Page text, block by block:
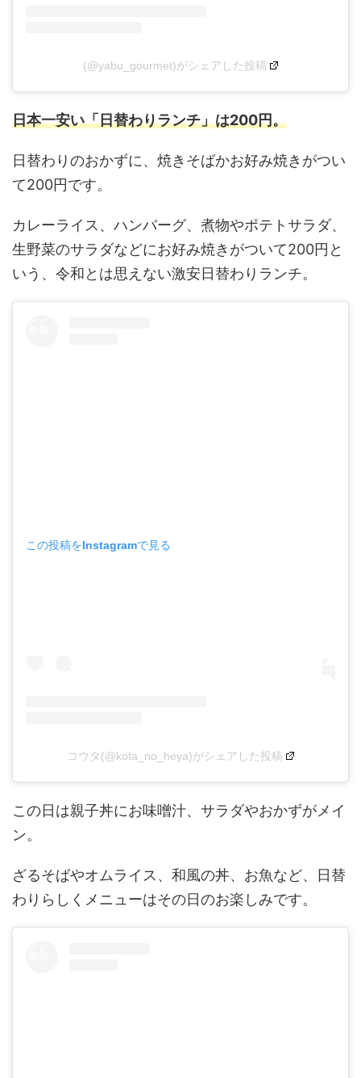
(@yabu_gourmet)がシェアした投稿
日本一安い「日替わりランチ」は200円。
日替わりのおかずに、焼きそばかお好み焼きがつい
て200円です。
カレーライス、ハンバーグ、煮物やポテトサラダ、
生野菜のサラダなどにお好み焼きがついて200円と
いう、令和とは思えない激安日替わりランチ。
この投稿をInstagramで見る
コウタ(@kota_no_heya)がシェアした投稿
この日は親子丼にお味噌汁、サラダやおかずがメイ
ン。
ざるそばやオムライス、和風の丼、お魚など、日替
わりらしくメニューはその日のお楽しみです。